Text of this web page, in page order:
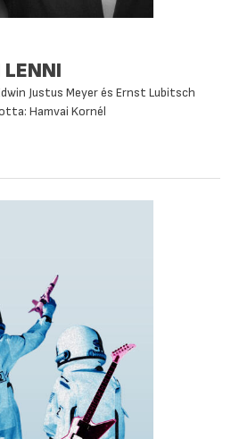
LENNI
Justus Meyer és Ernst Lubitsch
Hamvai Kornél